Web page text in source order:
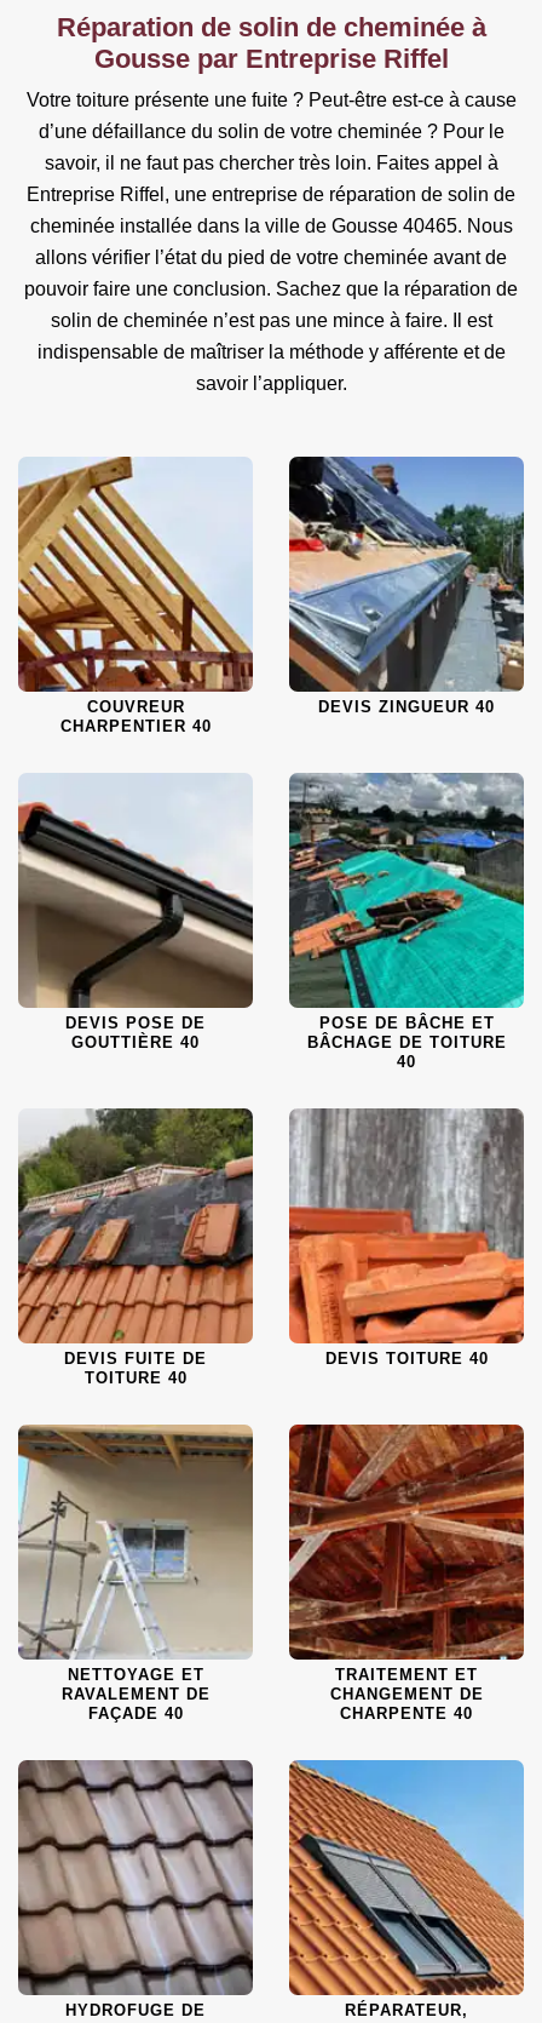
Réparation de solin de cheminée à
Gousse par Entreprise Riffel
Votre toiture présente une fuite ? Peut-être est-ce à cause
d’une défaillance du solin de votre cheminée ? Pour le
savoir, il ne faut pas chercher très loin. Faites appel à
Entreprise Riffel, une entreprise de réparation de solin de
cheminée installée dans la ville de Gousse 40465. Nous
allons vérifier l’état du pied de votre cheminée avant de
pouvoir faire une conclusion. Sachez que la réparation de
solin de cheminée n’est pas une mince à faire. Il est
indispensable de maîtriser la méthode y afférente et de
savoir l’appliquer.
COUVREUR
CHARPENTIER 40
DEVIS ZINGUEUR 40
DEVIS POSE DE
GOUTTIÈRE 40
POSE DE BÂCHE ET
BÂCHAGE DE TOITURE
40
DEVIS FUITE DE
TOITURE 40
DEVIS TOITURE 40
NETTOYAGE ET
RAVALEMENT DE
FAÇADE 40
TRAITEMENT ET
CHANGEMENT DE
CHARPENTE 40
HYDROFUGE DE
RÉPARATEUR,